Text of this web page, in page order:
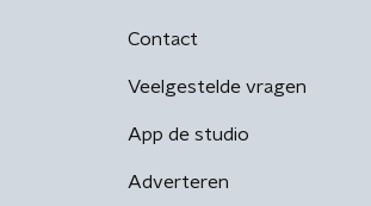
Contact
Veelgestelde vragen
App de studio
Adverteren